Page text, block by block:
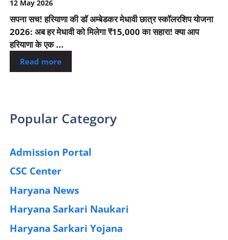
12 May 2026
सपना सच! हरियाणा की डॉ अम्बेडकर मेधावी छात्र स्कॉलरशिप योजना
2026: अब हर मेधावी को मिलेगा ₹15,000 का सहारा! क्या आप
हरियाणा के एक ...
Read more
Popular Category
Admission Portal
CSC Center
Haryana News
Haryana Sarkari Naukari
Haryana Sarkari Yojana